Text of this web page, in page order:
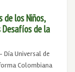
de los Niños,
Desafíos de la
Día Universal de
Colombiana